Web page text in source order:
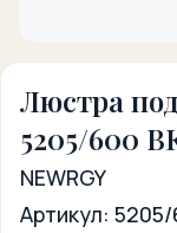
Люстра
5205/600
NEWRGY
Артикул: 5205/